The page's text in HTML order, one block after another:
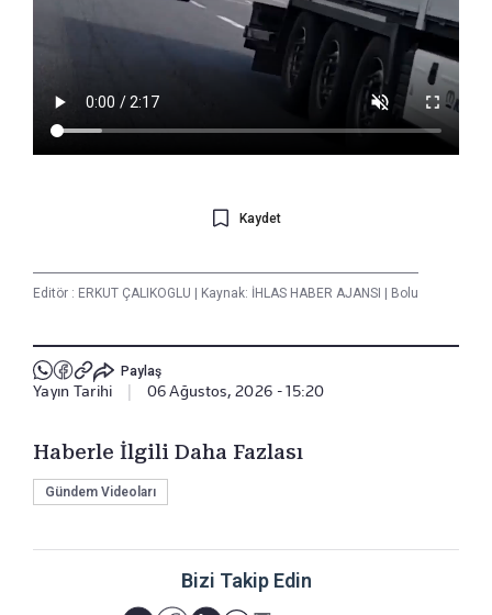
Kaydet
Editör : ERKUT ÇALIKOGLU | Kaynak: İHLAS HABER AJANSI | Bolu
Paylaş
Yayın Tarihi 06 Ağustos, 2026 - 15:20
Haberle İlgili Daha Fazlası
Gündem Videoları
Bizi Takip Edin